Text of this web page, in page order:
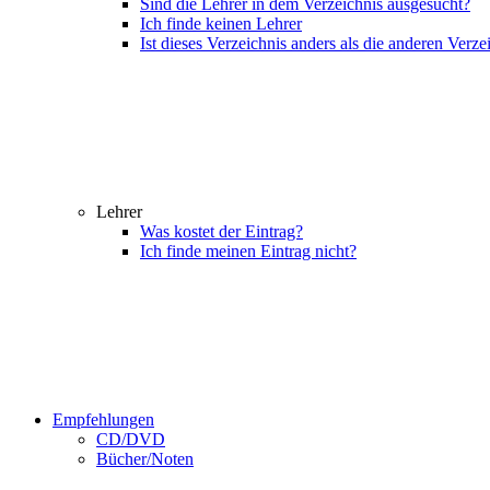
Sind die Lehrer in dem Verzeichnis ausgesucht?
Ich finde keinen Lehrer
Ist dieses Verzeichnis anders als die anderen
Lehrer
Was kostet der Eintrag?
Ich finde meinen Eintrag nicht?
Empfehlungen
CD/DVD
Bücher/Noten